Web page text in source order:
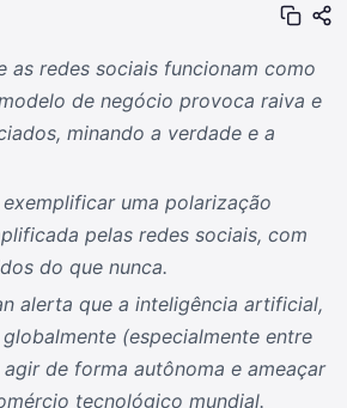
as redes sociais funcionam como
de negócio provoca raiva e
minando a verdade e a
uma polarização
pelas redes sociais, com
do que nunca.
alerta que a inteligência artificial,
(especialmente entre
de forma autônoma e ameaçar
tecnológico mundial.